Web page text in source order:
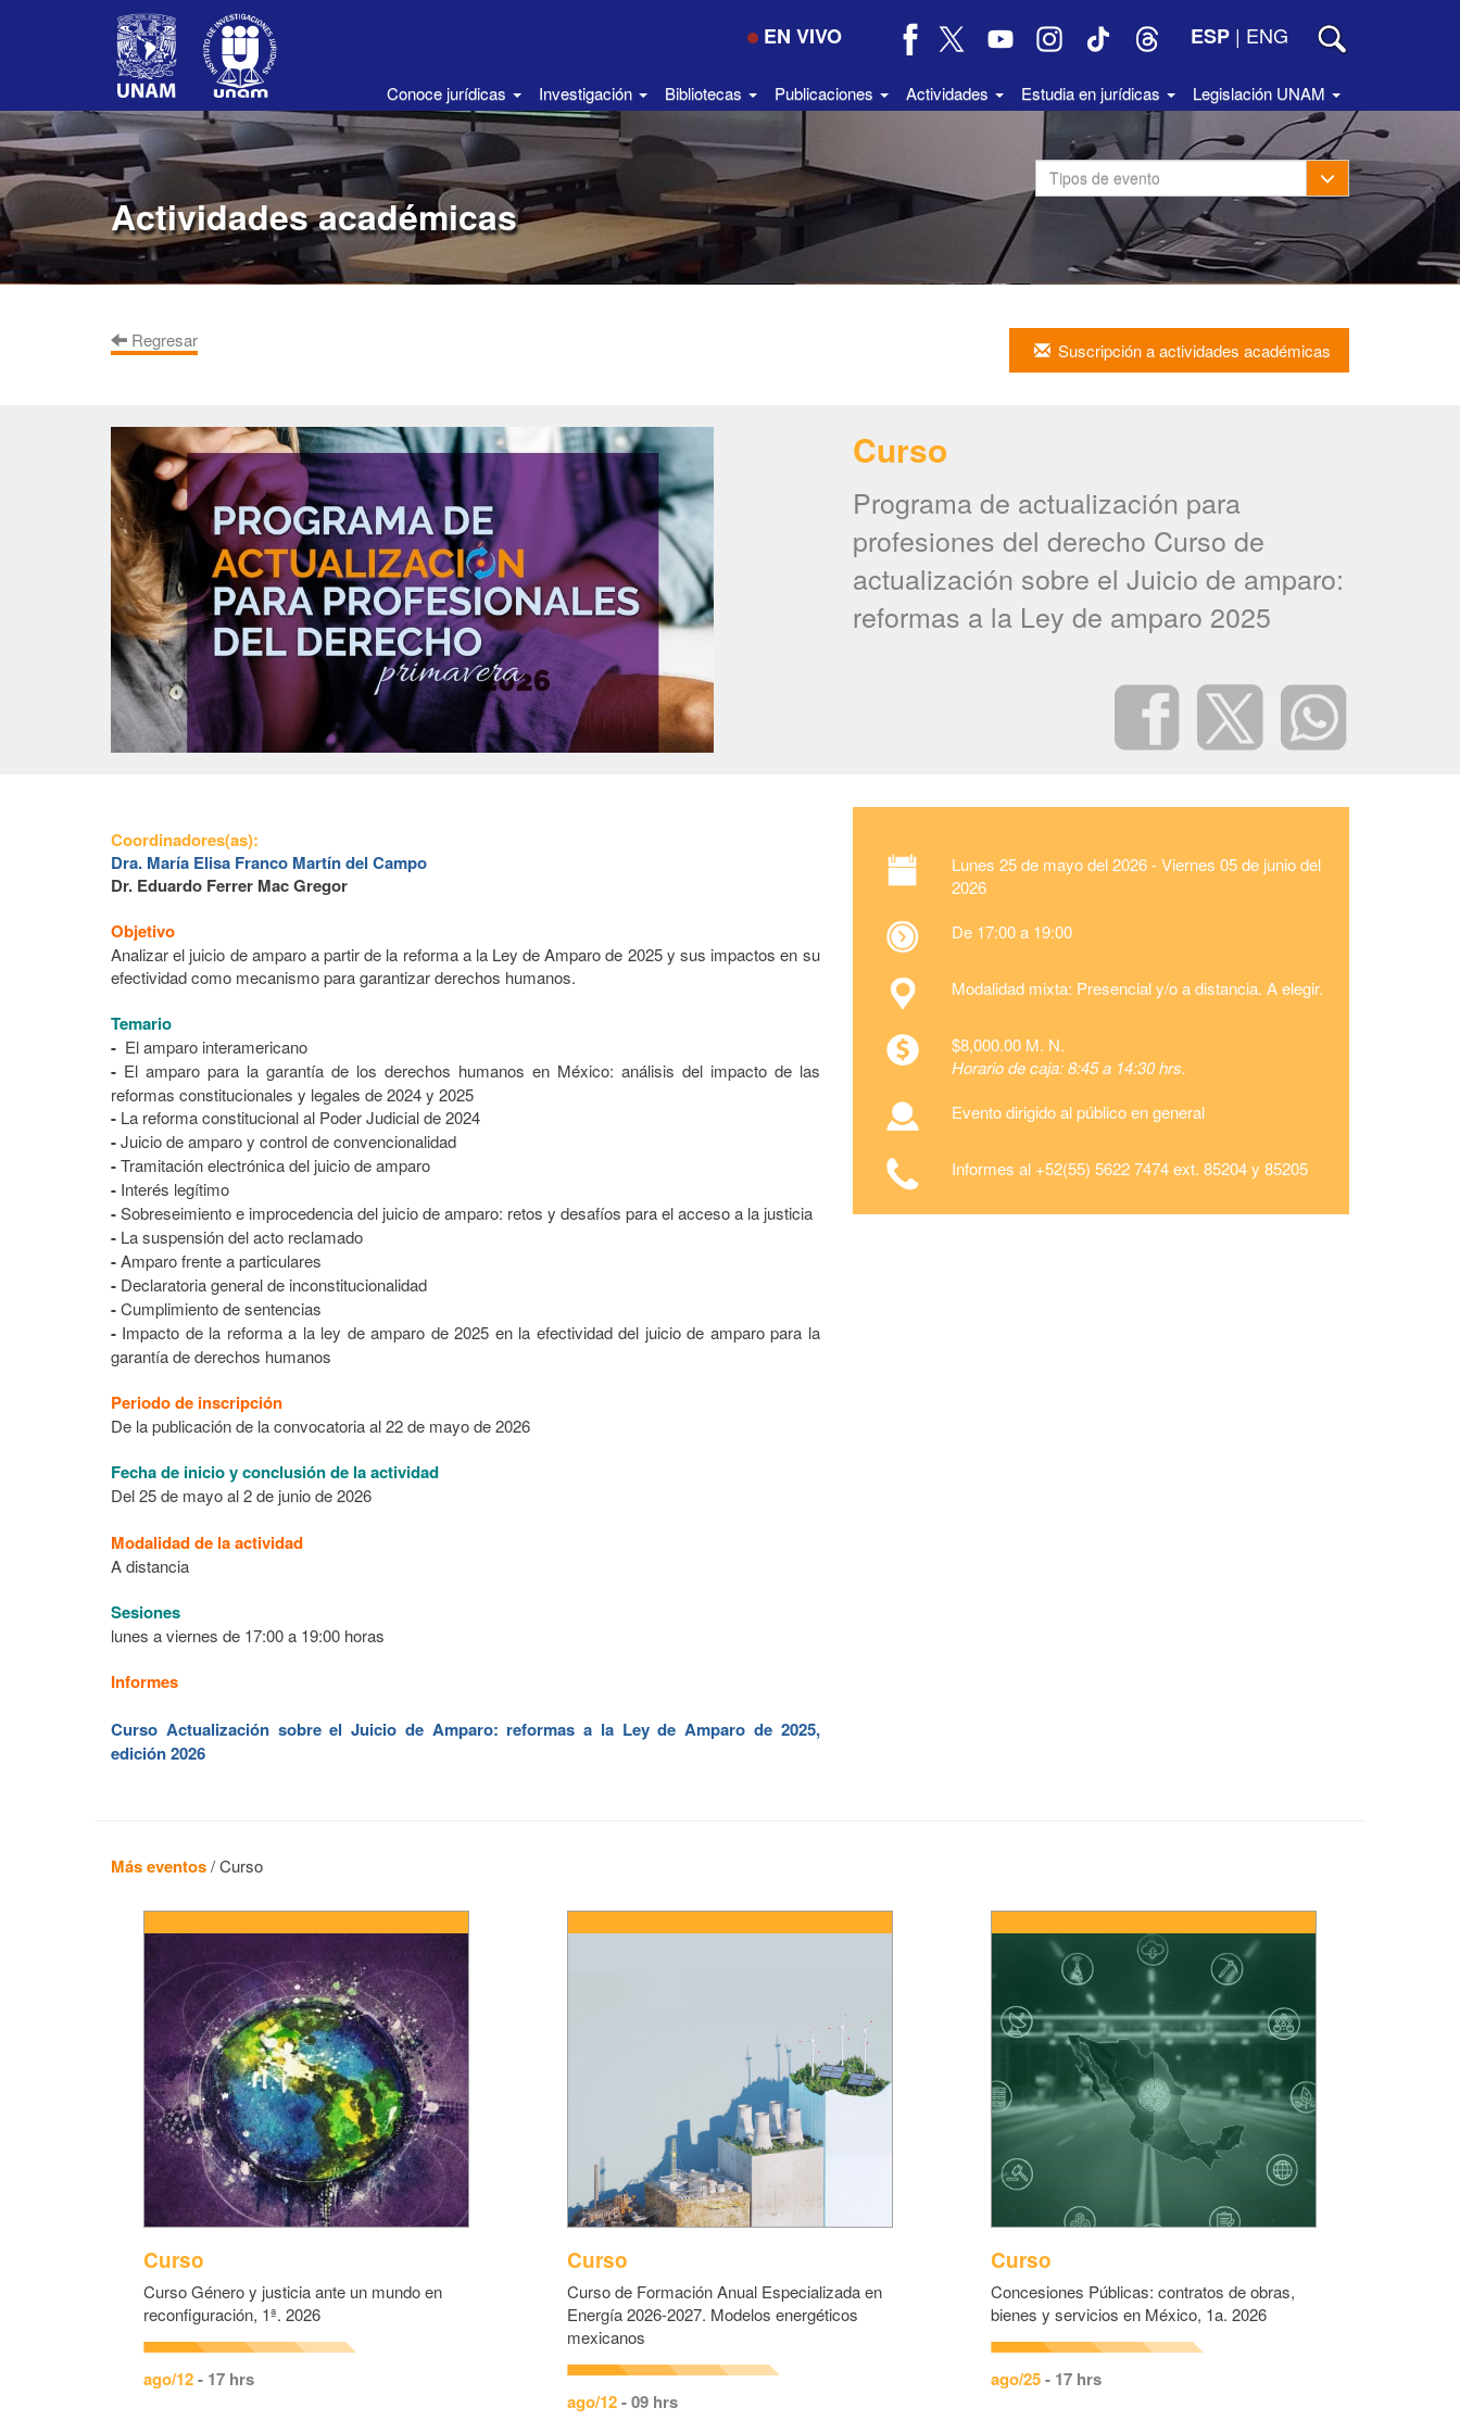
EN VIVO ESP | ENG
Conoce jurídicas Investigación Bibliotecas Publicaciones Actividades Estudia en jurídicas Legislación UNAM
Actividades académicas
Tipos de evento Toggle Dropdown
Regresar Suscripción a actividades académicas
Curso
Programa de actualización para
profesiones del derecho Curso de
actualización sobre el Juicio de amparo:
reformas a la Ley de amparo 2025
Coordinadores(as):
Dra. María Elisa Franco Martín del Campo
Dr. Eduardo Ferrer Mac Gregor
Objetivo
Analizar el juicio de amparo a partir de la reforma a la Ley de Amparo de 2025 y sus impactos en su
efectividad como mecanismo para garantizar derechos humanos.
Temario
- El amparo interamericano
- El amparo para la garantía de los derechos humanos en México: análisis del impacto de las
reformas constitucionales y legales de 2024 y 2025
- La reforma constitucional al Poder Judicial de 2024
-Juicio de amparo y control de convencionalidad
-Tramitación electrónica del juicio de amparo
- Interés legítimo
-Sobreseimiento e improcedencia del juicio de amparo: retos y desafíos para el acceso a la justicia
- La suspensión del acto reclamado
-Amparo frente a particulares
- Declaratoria general de inconstitucionalidad
-Cumplimiento de sentencias
- Impacto de la reforma a la ley de amparo de 2025 en la efectividad del juicio de amparo para la
garantía de derechos humanos
Periodo de inscripción
De la publicación de la convocatoria al 22 de mayo de 2026
Fecha de inicio y conclusión de la actividad
Del 25 de mayo al 2 de junio de 2026
Modalidad de la actividad
A distancia
Sesiones
lunes a viernes de 17:00 a 19:00 horas
Informes
Curso Actualización sobre el Juicio de Amparo: reformas a la Ley de Amparo de 2025,
edición 2026
Lunes 25 de mayo del 2026 -Viernes 05 de junio del
2026
De 17:00 a 19:00
Modalidad mixta: Presencial y/o a distancia. A elegir.
$8,000.00 M. N.
Horario de caja: 8:45 a 14:30 hrs.
Evento dirigido al público en general
Informes al +52(55) 5622 7474 ext. 85204 y 85205
Más eventos/Curso
Curso
Curso Género y justicia ante un mundo en
reconfiguración, 1ª. 2026
ago/12- 17 hrs
Curso
Curso de Formación Anual Especializada en
Energía 2026-2027. Modelos energéticos
mexicanos
ago/12- 09 hrs
Curso
Concesiones Públicas: contratos de obras,
bienes y servicios en México, 1a. 2026
ago/25- 17 hrs